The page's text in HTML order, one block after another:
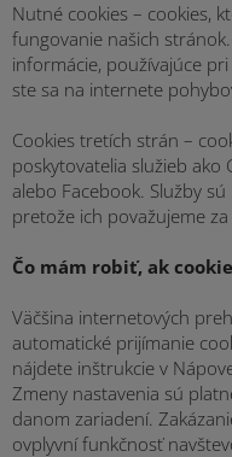
Nutné cookies – cookies,
fungovanie našich
informácie, používajúce
ste sa na internete
Cookies tretích strán –
poskytovatelia služieb ako
alebo Facebook. Služby
pretože ich považujeme
Čo mám robiť, ak
Väčšina internetových
automatické prijímanie
nájdete inštrukcie v
Zmeny nastavenia sú
danom zariadení.
ovplyvní funkčnosť